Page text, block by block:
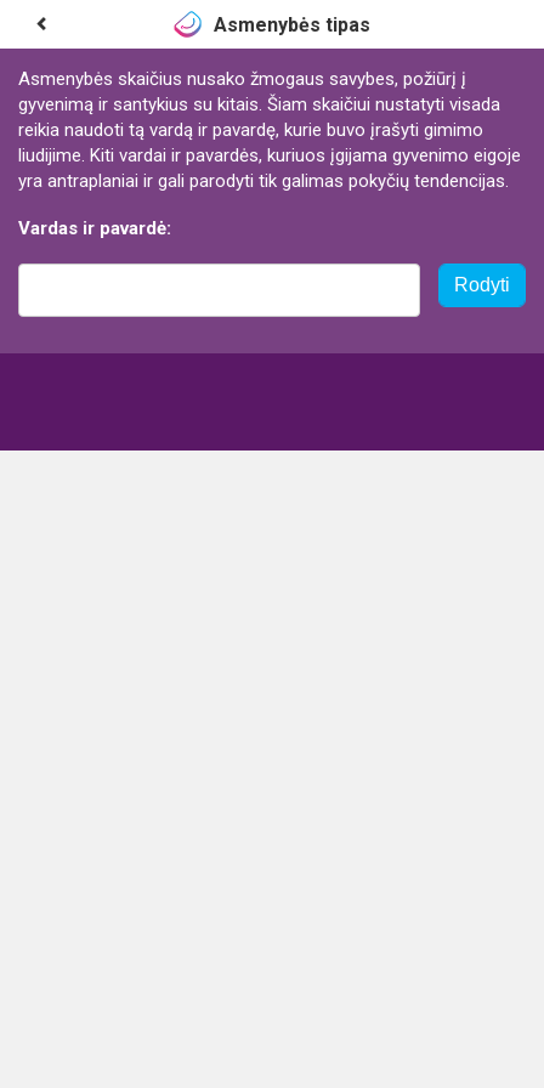
Asmenybės tipas
Asmenybės skaičius nusako žmogaus savybes, požiūrį į
gyvenimą ir santykius su kitais. Šiam skaičiui nustatyti visada
reikia naudoti tą vardą ir pavardę, kurie buvo įrašyti gimimo
liudijime. Kiti vardai ir pavardės, kuriuos įgijama gyvenimo eigoje
yra antraplaniai ir gali parodyti tik galimas pokyčių tendencijas.
Vardas ir pavardė:
Rodyti